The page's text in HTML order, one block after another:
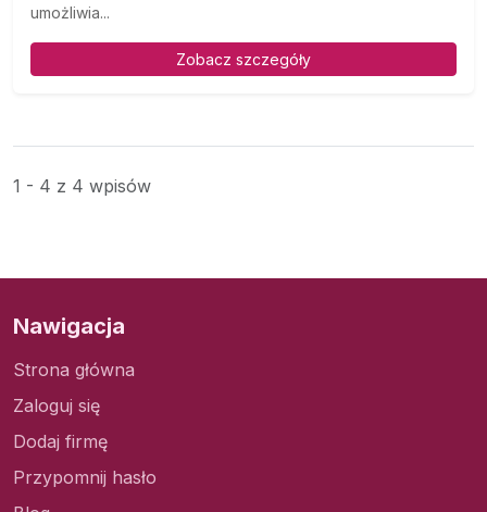
umożliwia...
Zobacz szczegóły
1 - 4 z 4 wpisów
Nawigacja
Strona główna
Zaloguj się
Dodaj firmę
Przypomnij hasło